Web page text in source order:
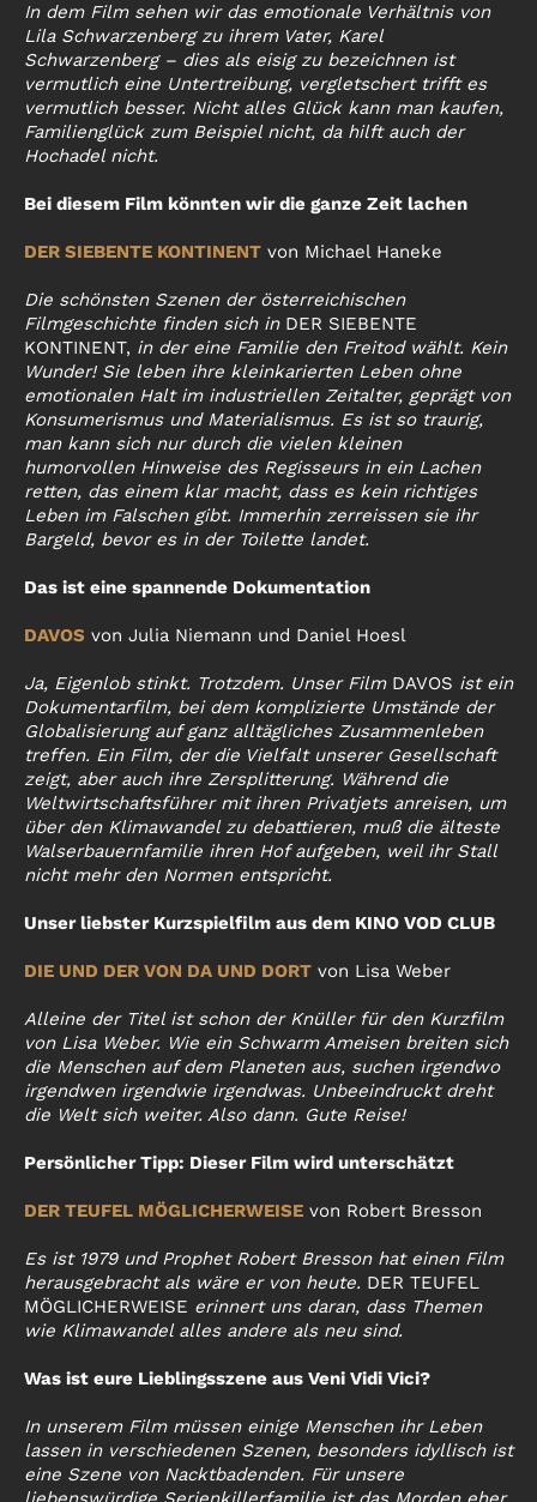
In dem Film sehen wir das emotionale Verhältnis von
Lila Schwarzenberg zu ihrem Vater, Karel
Schwarzenberg – dies als eisig zu bezeichnen ist
vermutlich eine Untertreibung, vergletschert trifft es
vermutlich besser. Nicht alles Glück kann man kaufen,
Familienglück zum Beispiel nicht, da hilft auch der
Hochadel nicht.
Bei diesem Film könnten wir die ganze Zeit lachen
DER SIEBENTE KONTINENT von Michael Haneke
Die schönsten Szenen der österreichischen
Filmgeschichte finden sich in DER SIEBENTE
KONTINENT, in der eine Familie den Freitod wählt. Kein
Wunder! Sie leben ihre kleinkarierten Leben ohne
emotionalen Halt im industriellen Zeitalter, geprägt von
Konsumerismus und Materialismus. Es ist so traurig,
man kann sich nur durch die vielen kleinen
humorvollen Hinweise des Regisseurs in ein Lachen
retten, das einem klar macht, dass es kein richtiges
Leben im Falschen gibt. Immerhin zerreissen sie ihr
Bargeld, bevor es in der Toilette landet.
Das ist eine spannende Dokumentation
DAVOS von Julia Niemann und Daniel Hoesl
Ja, Eigenlob stinkt. Trotzdem. Unser Film DAVOS ist ein
Dokumentarfilm, bei dem komplizierte Umstände der
Globalisierung auf ganz alltägliches Zusammenleben
treffen. Ein Film, der die Vielfalt unserer Gesellschaft
zeigt, aber auch ihre Zersplitterung. Während die
Weltwirtschaftsführer mit ihren Privatjets anreisen, um
über den Klimawandel zu debattieren, muß die älteste
Walserbauernfamilie ihren Hof aufgeben, weil ihr Stall
nicht mehr den Normen entspricht.
Unser liebster Kurzspielfilm aus dem KINO VOD CLUB
DIE UND DER VON DA UND DORT von Lisa Weber
Alleine der Titel ist schon der Knüller für den Kurzfilm
von Lisa Weber. Wie ein Schwarm Ameisen breiten sich
die Menschen auf dem Planeten aus, suchen irgendwo
irgendwen irgendwie irgendwas. Unbeeindruckt dreht
die Welt sich weiter. Also dann. Gute Reise!
Persönlicher Tipp: Dieser Film wird unterschätzt
DER TEUFEL MÖGLICHERWEISE von Robert Bresson
Es ist 1979 und Prophet Robert Bresson hat einen Film
herausgebracht als wäre er von heute. DER TEUFEL
MÖGLICHERWEISE erinnert uns daran, dass Themen
wie Klimawandel alles andere als neu sind.
Was ist eure Lieblingsszene aus Veni Vidi Vici?
In unserem Film müssen einige Menschen ihr Leben
lassen in verschiedenen Szenen, besonders idyllisch ist
eine Szene von Nacktbadenden. Für unsere